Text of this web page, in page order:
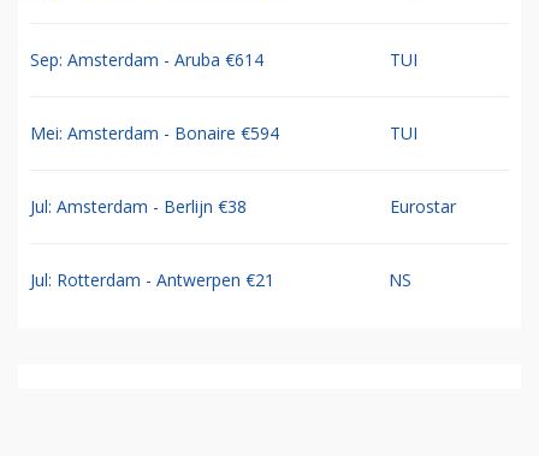
Sep: Amsterdam - Aruba €614 TUI
Mei: Amsterdam - Bonaire €594 TUI
Jul: Amsterdam - Berlijn €38 Eurostar
Jul: Rotterdam - Antwerpen €21 NS